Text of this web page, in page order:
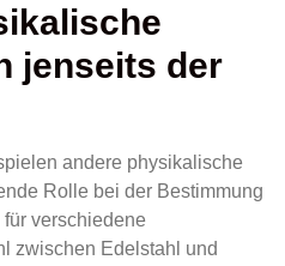
jenseits der
andere physikalische
Rolle bei der Bestimmung
verschiedene
zwischen Edelstahl und